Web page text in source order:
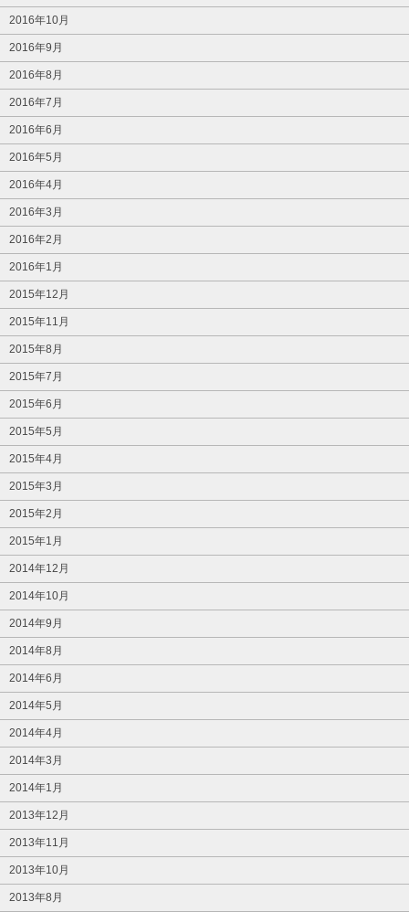
2016年10月
2016年9月
2016年8月
2016年7月
2016年6月
2016年5月
2016年4月
2016年3月
2016年2月
2016年1月
2015年12月
2015年11月
2015年8月
2015年7月
2015年6月
2015年5月
2015年4月
2015年3月
2015年2月
2015年1月
2014年12月
2014年10月
2014年9月
2014年8月
2014年6月
2014年5月
2014年4月
2014年3月
2014年1月
2013年12月
2013年11月
2013年10月
2013年8月